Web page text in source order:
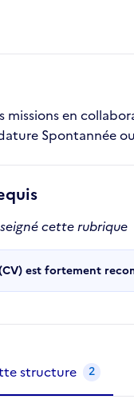
en
Spontannée
cette rubrique
est fortement
structure 2